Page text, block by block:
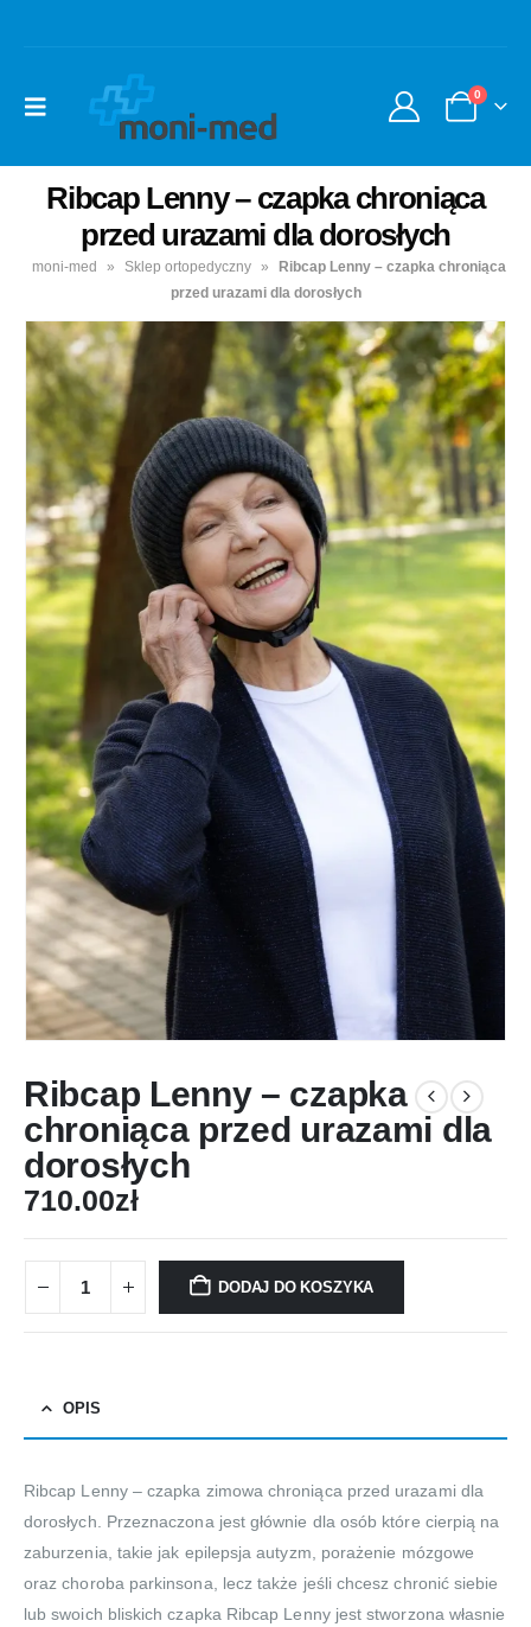
0
Ribcap Lenny – czapka chroniąca
przed urazami dla dorosłych
moni-med » Sklep ortopedyczny »
Ribcap Lenny – czapka chroniąca
przed urazami dla dorosłych
Ribcap Lenny – czapka
chroniąca przed urazami dla
dorosłych
710.00zł
DODAJ DO KOSZYKA
OPIS
Ribcap Lenny – czapka zimowa chroniąca przed urazami dla
dorosłych. Przeznaczona jest głównie dla osób które cierpią na
zaburzenia, takie jak epilepsja autyzm, porażenie mózgowe
oraz choroba parkinsona, lecz także jeśli chcesz chronić siebie
lub swoich bliskich czapka Ribcap Lenny jest stworzona własnie